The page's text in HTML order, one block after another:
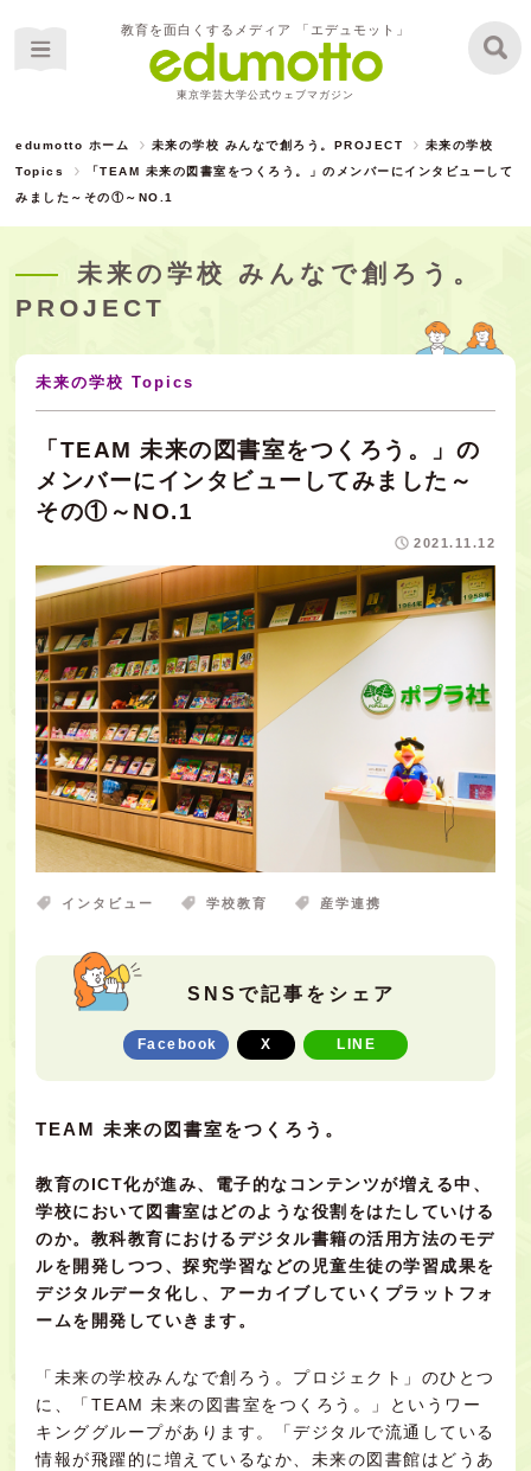
教育を面白くするメディア 「エデュモット」
東京学芸大学公式ウェブマガジン
edumotto ホーム 未来の学校 みんなで創ろう。PROJECT
未来の学校
Topics
「TEAM 未来の図書室をつくろう。」のメンバーにインタビューして
みました～その①～NO.1
未来の学校 みんなで創ろう。
PROJECT
未来の学校 Topics
「TEAM 未来の図書室をつくろう。」の
メンバーにインタビューしてみました～
その①～NO.1
2021.11.12
インタビュー 学校教育 産学連携
SNSで記事をシェア
Facebook X LINE
TEAM 未来の図書室をつくろう。
教育のICT化が進み、電子的なコンテンツが増える中、
学校において図書室はどのような役割をはたしていける
のか。教科教育におけるデジタル書籍の活用方法のモデ
ルを開発しつつ、探究学習などの児童生徒の学習成果を
デジタルデータ化し、アーカイブしていくプラットフォ
ームを開発していきます。
「未来の学校みんなで創ろう。プロジェクト」のひとつ
に、「TEAM 未来の図書室をつくろう。」というワー
キンググループがあります。「デジタルで流通している
情報が飛躍的に増えているなか、未来の図書館はどうあ